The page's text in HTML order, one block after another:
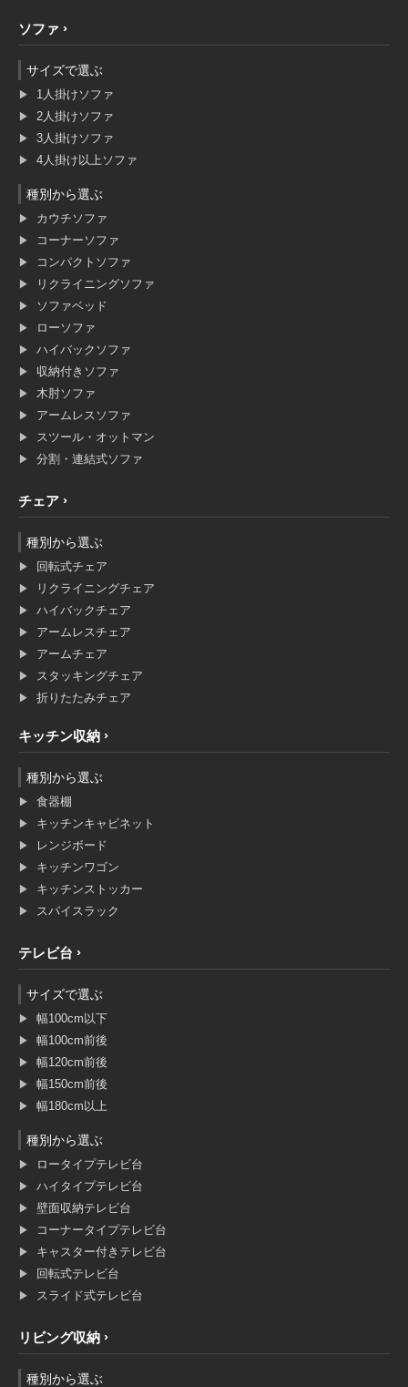
ソファ
サイズで選ぶ
1人掛けソファ
2人掛けソファ
3人掛けソファ
4人掛け以上ソファ
種別から選ぶ
カウチソファ
コーナーソファ
コンパクトソファ
リクライニングソファ
ソファベッド
ローソファ
ハイバックソファ
収納付きソファ
木肘ソファ
アームレスソファ
スツール・オットマン
分割・連結式ソファ
チェア
種別から選ぶ
回転式チェア
リクライニングチェア
ハイバックチェア
アームレスチェア
アームチェア
スタッキングチェア
折りたたみチェア
キッチン収納
種別から選ぶ
食器棚
キッチンキャビネット
レンジボード
キッチンワゴン
キッチンストッカー
スパイスラック
テレビ台
サイズで選ぶ
幅100cm以下
幅100cm前後
幅120cm前後
幅150cm前後
幅180cm以上
種別から選ぶ
ロータイプテレビ台
ハイタイプテレビ台
壁面収納テレビ台
コーナータイプテレビ台
キャスター付きテレビ台
回転式テレビ台
スライド式テレビ台
リビング収納
種別から選ぶ